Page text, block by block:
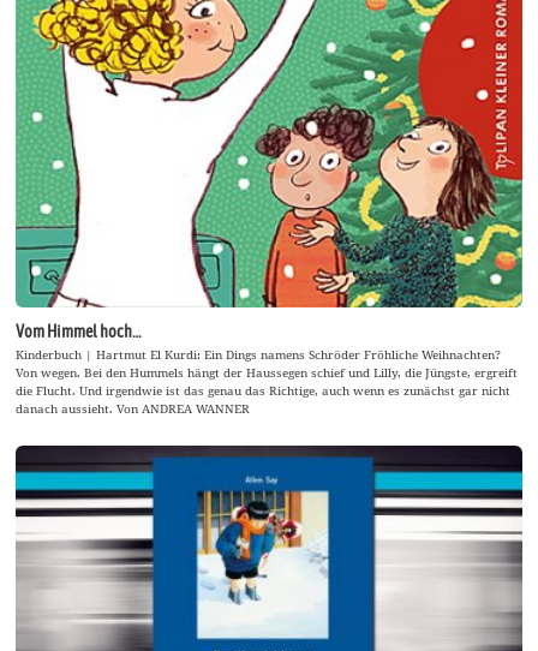
Vom Himmel hoch…
Kinderbuch | Hartmut El Kurdi: Ein Dings namens Schröder Fröhliche Weihnachten?
Von wegen. Bei den Hummels hängt der Haussegen schief und Lilly, die Jüngste, ergreift
die Flucht. Und irgendwie ist das genau das Richtige, auch wenn es zunächst gar nicht
danach aussieht. Von ANDREA WANNER